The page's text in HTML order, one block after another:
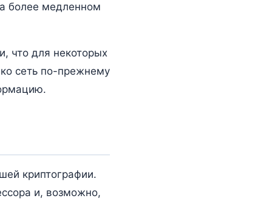
более медленном
что для некоторых
сеть по-прежнему
криптографии.
и, возможно,